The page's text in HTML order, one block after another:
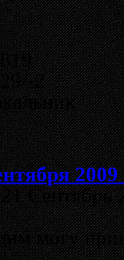
2
2009
Сентябрь
могу